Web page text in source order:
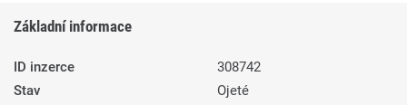
Základní informace
ID inzerce
308742
Stav
Ojeté